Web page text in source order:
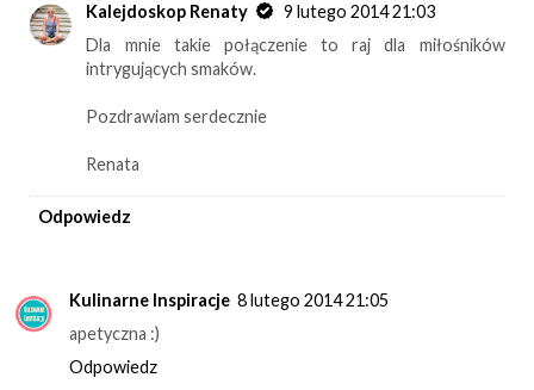
Kalejdoskop Renaty
9 lutego 2014 21:03
Dla mnie takie połączenie to raj dla miłośników
intrygujących smaków.
Pozdrawiam serdecznie
Renata
Odpowiedz
Kulinarne Inspiracje 8 lutego 2014 21:05
apetyczna :)
Odpowiedz